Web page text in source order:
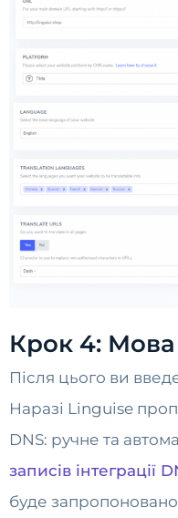
Крок 4: Мова
Після цього ви
Наразі Linguise
DNS: ручне та
записів інтеграції
буде